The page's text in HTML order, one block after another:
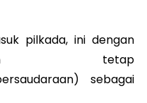
pilkada, ini dengan
tetap
sebagai